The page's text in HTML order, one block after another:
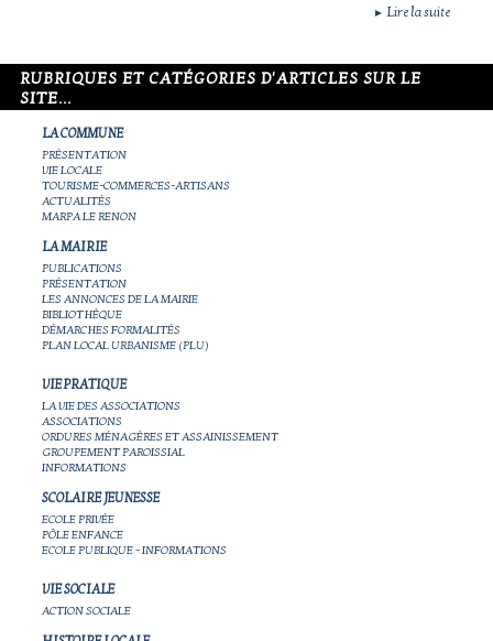
► Lire la suite
RUBRIQUES ET CATÉGORIES D'ARTICLES SUR LE
SITE...
LA COMMUNE
PRÉSENTATION
VIE LOCALE
TOURISME-COMMERCES-ARTISANS
ACTUALITÉS
MARPA LE RENON
LA MAIRIE
PUBLICATIONS
PRÉSENTATION
LES ANNONCES DE LA MAIRIE
BIBLIOTHÈQUE
DÉMARCHES FORMALITÉS
PLAN LOCAL URBANISME (PLU)
VIE PRATIQUE
LA VIE DES ASSOCIATIONS
ASSOCIATIONS
ORDURES MÉNAGÈRES ET ASSAINISSEMENT
GROUPEMENT PAROISSIAL
INFORMATIONS
SCOLAIRE JEUNESSE
ECOLE PRIVÉE
PÔLE ENFANCE
ECOLE PUBLIQUE - INFORMATIONS
VIE SOCIALE
ACTION SOCIALE